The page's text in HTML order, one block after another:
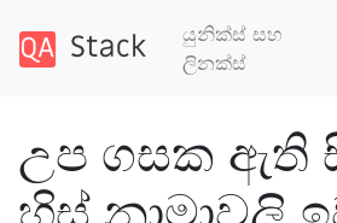
යුනික්ස් සහ
ලිනක්ස්
උප ගසක ඇති